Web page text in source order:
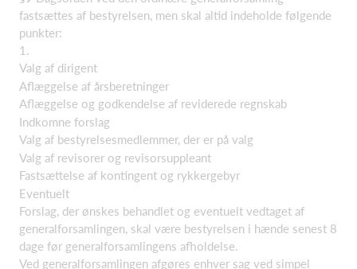
fastsættes af bestyrelsen, men skal altid indeholde følgende
punkter:
1.
Valg af dirigent
Aflæggelse af årsberetninger
Aflæggelse og godkendelse af reviderede regnskab
Indkomne forslag
Valg af bestyrelsesmedlemmer, der er på valg
Valg af revisorer og revisorsuppleant
Fastsættelse af kontingent og rykkergebyr
Eventuelt
Forslag, der ønskes behandlet og eventuelt vedtaget af
generalforsamlingen, skal være bestyrelsen i hænde senest 8
dage før generalforsamlingens afholdelse.
Ved generalforsamlingen afgøres enhver sag ved simpel